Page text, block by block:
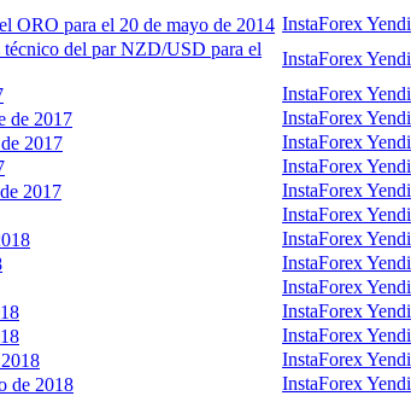
ORO para el 20 de mayo de 2014 InstaForex Yendi
técnico del par NZD/USD para el
InstaForex Yendi
InstaForex Yendi
de 2017
InstaForex Yendi
2017
InstaForex Yendi
InstaForex Yendi
2017
InstaForex Yendi
InstaForex Yendi
InstaForex Yendi
InstaForex Yendi
InstaForex Yendi
InstaForex Yendi
InstaForex Yendi
InstaForex Yendi
de 2018
InstaForex Yendi